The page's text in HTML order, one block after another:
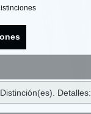
Distinción(es). Detalles: